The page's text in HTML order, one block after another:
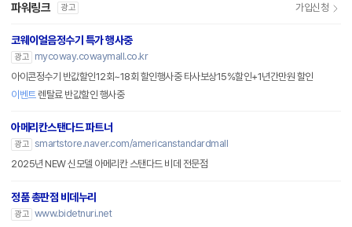
파워링크 광고 가입신청
코웨이얼음정수기 특가 행사중
광고
mycoway.cowaymall.co.kr
아이콘정수기 반값할인12회~18회 할인행사중 타사보상15%할인+1년간만원 할인
이벤트렌탈료 반값할인 행사중
아메리칸스탠다드 파트너
광고 smartstore.naver.com/americanstandardmall
2025년 NEW 신모델 아메리칸 스탠다드 비데 전문점
정품 총판점 비데누리
광고 www.bidetnuri.net